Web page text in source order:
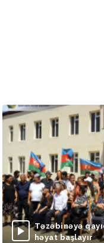
Təzəbinəyə
həyat başlayır